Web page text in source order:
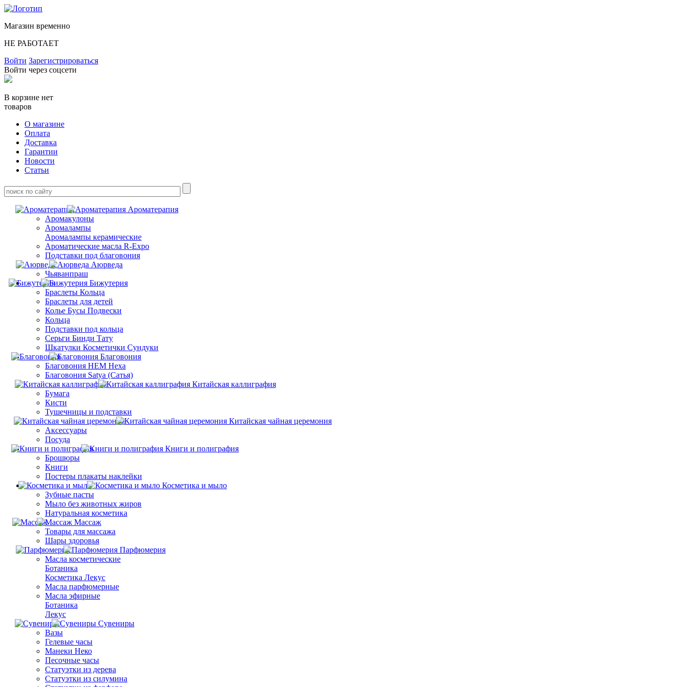
Магазин временно
НЕ РАБОТАЕТ
Войти Зарегистрироваться
Войти через соцсети
В корзине нет
товаров
О магазине
Оплата
Доставка
Гарантии
Новости
Статьи
Ароматерапия
Аромакулоны
Аромалампы
Aромалампы керамические
Ароматические масла R-Expo
Подставки под благовония
Аюрведа
Чьяванпраш
Бижутерия
Браслеты Кольца
Браслеты для детей
Колье Бусы Подвески
Кольца
Подставки под кольца
Серьги Бинди Тату
Шкатулки Косметички Сундуки
Благовония
Благовония HEM Hexa
Благовония Satya (Сатья)
Китайская каллиграфия
Бумага
Кисти
Тушечницы и подставки
Китайская чайная церемония
Аксессуары
Посуда
Книги и полиграфия
Брошюры
Книги
Постеры плакаты наклейки
Косметика и мыло
Зубные пасты
Мыло без животных жиров
Натуральная косметика
Массаж
Товары для массажа
Шары здоровья
Парфюмерия
Масла косметические
Ботаника
Косметика Лекус
Масла парфюмерные
Масла эфирные
Ботаника
Лекус
Сувениры
Вазы
Гелевые часы
Манеки Неко
Песочные часы
Статуэтки из дерева
Статуэтки из силумина